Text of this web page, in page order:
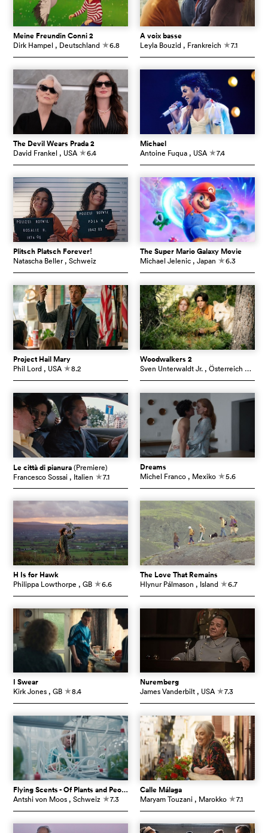
Meine Freundin Conni 2
Dirk Hampel , Deutschland c6.8
À voix basse
Leyla Bouzid , Frankreich c7.1
The Devil Wears Prada 2
David Frankel , USA c6.4
Michael
Antoine Fuqua , USA c7.4
Plitsch Platsch Forever!
Natascha Beller , Schweiz
The Super Mario Galaxy Movie
Michael Jelenic , Japan c6.3
Project Hail Mary
Phil Lord , USA c8.2
Woodwalkers 2
Sven Unterwaldt Jr. , Österreich
Le città di pianura(Premiere)
Francesco Sossai , Italien c7.1
Dreams
Michel Franco , Mexiko c5.6
H Is for Hawk
Philippa Lowthorpe , GB c6.6
The Love That Remains
Hlynur Pálmason , Island c6.7
I Swear
Kirk Jones , GB c8.4
Nuremberg
James Vanderbilt , USA c7.3
Flying Scents - Of Plants and People
Antshi von Moos , Schweiz c7.3
Calle Málaga
Maryam Touzani , Marokko c7.1